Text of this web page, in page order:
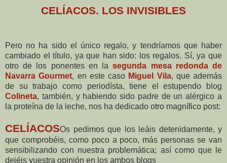
CELÍACOS. LOS INVISIBLES
Pero no ha sido el único regalo, y tendríamos que haber
cambiado el título, ya que han sido: los regalos. Sí, ya que
otro de los ponentes en lasegunda mesa redonda de
Navarra Gourmet, en este caso Miguel Vila, que además
de su trabajo como periodísta, tiene el estupendo blog
Colineta, también, y habiendo sido padre de un alérgico a
la proteína de la leche, nos ha dedicado otro magnífico post:
CELÍACOSOs pedimos que los leáis detenidamente, y
que comprobéis, como poco a poco, más personas se van
sensibilizando con nuestra problemática; así como que le
dejéis vuestra opinión en los ambos blogs